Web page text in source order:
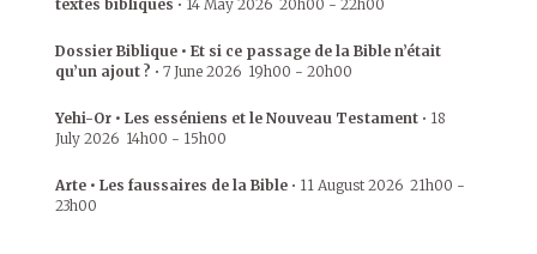
textes bibliques • 14 May 2026 20h00 - 22h00
Dossier Biblique • Et si ce passage de la Bible n’était
qu’un ajout ? • 7 June 2026 19h00 - 20h00
Yehi-Or • Les esséniens et le Nouveau Testament • 18
July 2026 14h00 - 15h00
Arte • Les faussaires de la Bible • 11 August 2026 21h00 -
23h00